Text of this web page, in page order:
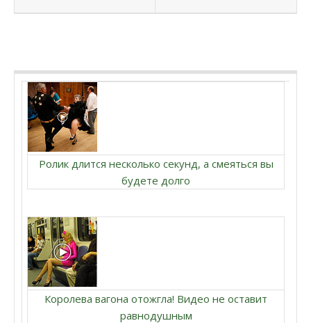
Ролик длится несколько секунд, а смеяться вы
будете долго
Королева вагона отожгла! Видео не оставит
равнодушным